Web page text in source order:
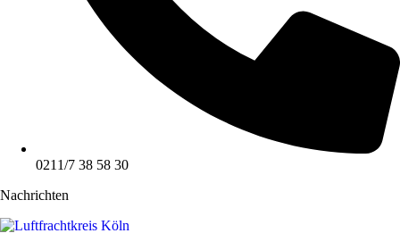
0211/7 38 58 30
Nachrichten